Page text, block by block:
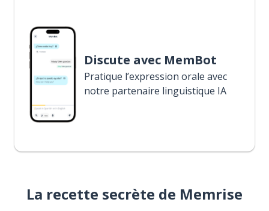
Discute avec MemBot
Pratique l’expression orale avec
notre partenaire linguistique IA
La recette secrète de Memrise